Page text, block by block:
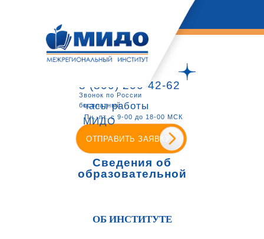
8 (800) 200-42-62
Звонок по России
бесплатный
ОТПРАВИТЬ ЗАЯВКУ
часы работы
МИДО
Пн.-пт. с 9-00 до 18-00 МСК
Сведения об
образовательной
ОБ ИНСТИТУТЕ